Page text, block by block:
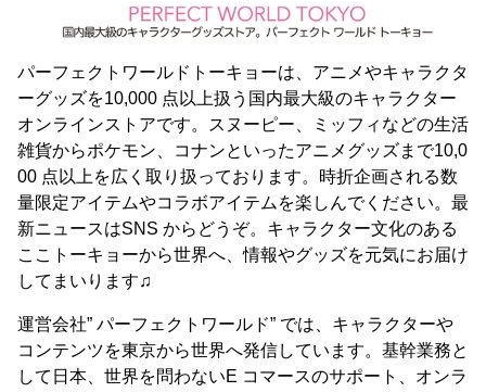
パーフェクトワールドトーキョーは、アニメやキャラクタ
ーグッズを10,000 点以上扱う国内最大級のキャラクター
オンラインストアです。スヌーピー、ミッフィなどの生活
雑貨からポケモン、コナンといったアニメグッズまで10,0
00 点以上を広く取り扱っております。時折企画される数
量限定アイテムやコラボアイテムを楽しんでください。最
新ニュースはSNS からどうぞ。キャラクター文化のある
ここトーキョーから世界へ、情報やグッズを元気にお届け
してまいります♫
運営会社” パーフェクトワールド” では、キャラクターや
コンテンツを東京から世界へ発信しています。基幹業務と
して日本、世界を問わないE コマースのサポート、オンラ